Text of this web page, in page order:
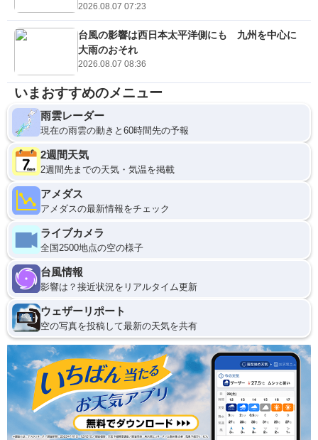
2026.08.07 07:23
台風の影響は西日本太平洋側にも 九州を中心に
大雨のおそれ
2026.08.07 08:36
いまおすすめのメニュー
雨雲レーダー
現在の雨雲の動きと60時間先の予報
2週間天気
2週間先までの天気・気温を掲載
アメダス
アメダスの最新情報をチェック
ライブカメラ
全国2500地点の空の様子
台風情報
影響は？接近状況をリアルタイム更新
ウェザーリポート
空の写真を投稿して最新の天気を共有